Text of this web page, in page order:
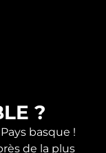
?
basque !
de la plus